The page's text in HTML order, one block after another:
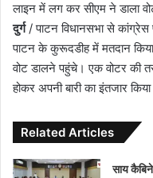
लाइन में लग कर सीएम ने डाला
दुर्ग/ पाटन विधानसभा से
पाटन के कुरूदडीह में मतदान
वोट डालने पहुंचे। एक वोटर की
होकर अपनी बारी का इंतजार
Related Articles
साय